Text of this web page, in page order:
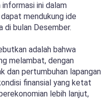
ini dalam
mendukung ide
di bulan Desember.
adalah bahwa
melambat, dengan
dan pertumbuhan lapangan
finansial yang ketat
lebih lanjut,